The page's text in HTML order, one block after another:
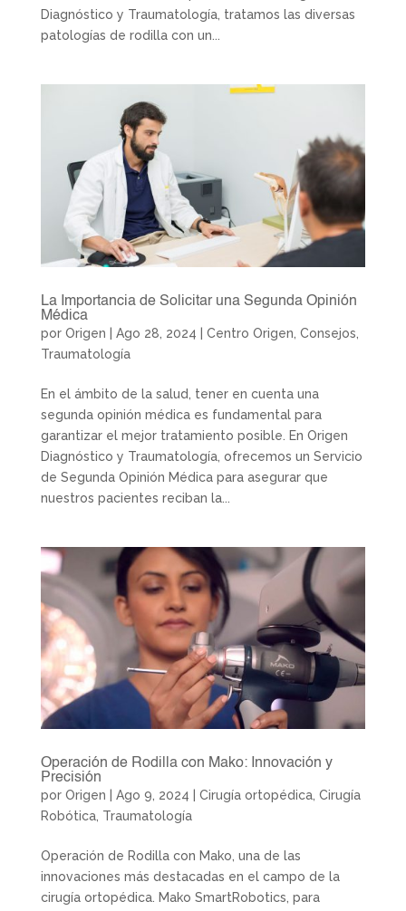
Diagnóstico y Traumatología, tratamos las diversas
patologías de rodilla con un...
La Importancia de Solicitar una Segunda Opinión
Médica
por Origen Ago 28, 2024 Centro Origen Consejos
Traumatología
En el ámbito de la salud, tener en cuenta una
segunda opinión médica es fundamental para
garantizar el mejor tratamiento posible. En Origen
Diagnóstico y Traumatología, ofrecemos un Servicio
de Segunda Opinión Médica para asegurar que
nuestros pacientes reciban la...
Operación de Rodilla con Mako: Innovación y
Precisión
por Origen Ago 9, 2024 Cirugía ortopédica, Cirugía
Robótica, Traumatología
Operación de Rodilla con Mako, una de las
innovaciones más destacadas en el campo de la
cirugía ortopédica. Mako SmartRobotics, para